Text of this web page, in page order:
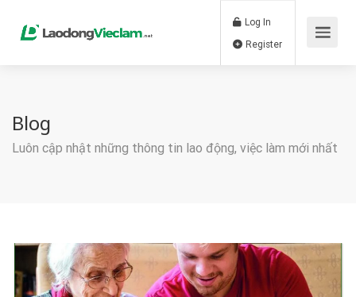
Log In
Blog
Luôn cập nhật những thông tin lao động, việc làm mới nhất